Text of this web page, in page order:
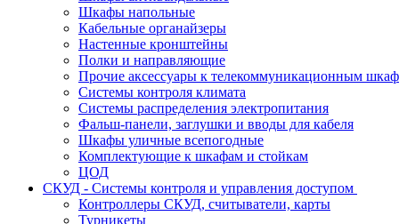
Шкафы напольные
Кабельные органайзеры
Настенные кронштейны
Полки и направляющие
Прочие аксессуары к телекоммуникационным
Системы контроля климата
Системы распределения электропитания
Фальш-панели, заглушки и вводы для кабеля
Шкафы уличные всепогодные
Комплектующие к шкафам и стойкам
ЦОД
СКУД - Системы контроля и управления доступом
Контроллеры СКУД, считыватели, карты
Турникеты